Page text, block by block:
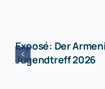
Exposé: Der
Jugendtreff 2026